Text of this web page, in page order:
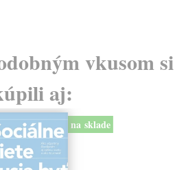
vkusom si
aj:
na sklade